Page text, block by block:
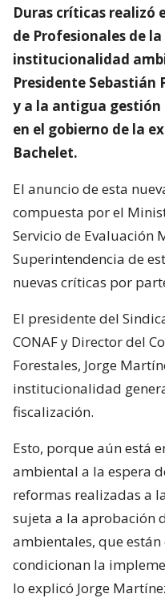
Duras críticas realizó
de Profesionales de
institucionalidad
Presidente Sebastián
y a la antigua
en el gobierno de la
Bachelet.
El anuncio de esta
compuesta por el
Servicio de Evaluación
Superintendencia de
nuevas críticas por
El presidente del
CONAF y Director del
Forestales, Jorge
institucionalidad
fiscalización.
Esto, porque aún está
ambiental a la espera
reformas realizadas a
sujeta a la aprobación
ambientales, que
condicionan la
lo explicó Jorge